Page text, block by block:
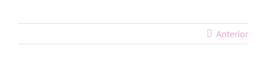
Anterior